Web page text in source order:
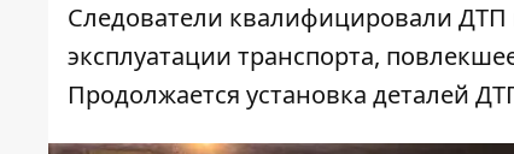
Следователи квалифицировали
эксплуатации транспорта,
Продолжается установка деталей